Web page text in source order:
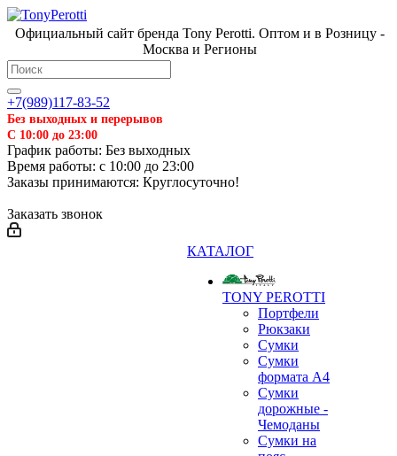
Официальный сайт бренда Tony Perotti. Оптом и в Розницу -
Москва и Регионы
+7(989)117-83-52
Без выходных и перерывов
С 10:00 до 23:00
График работы: Без выходных
Время работы: с 10:00 до 23:00
Заказы принимаются: Круглосуточно!
Заказать звонок
КАТАЛОГ
TONY PEROTTI
Портфели
Рюкзаки
Сумки
Сумки
формата А4
Сумки
дорожные -
Чемоданы
Сумки на